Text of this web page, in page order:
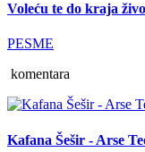
Voleću te do kraja
PESME
komentara
Kafana Šešir - Arse